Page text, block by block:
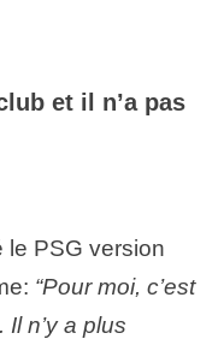
et il n’a pas
le PSG version
“Pour moi, c’est
n’y a plus